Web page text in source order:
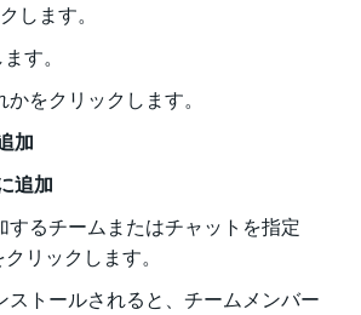
します。
す。
かをクリックします。
加
追加
するチームまたはチャットを指定
クリックします。
ストールされると、チームメンバー